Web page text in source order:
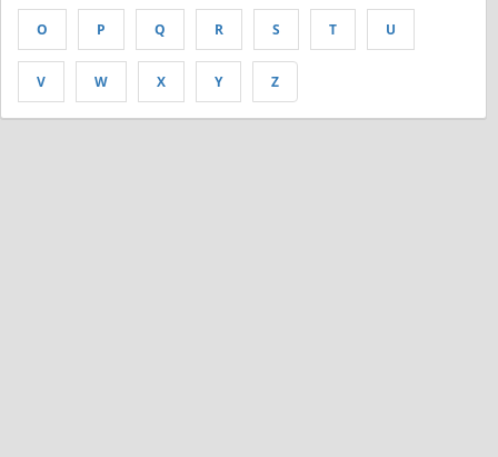
O P Q R S T U
V W X Y Z